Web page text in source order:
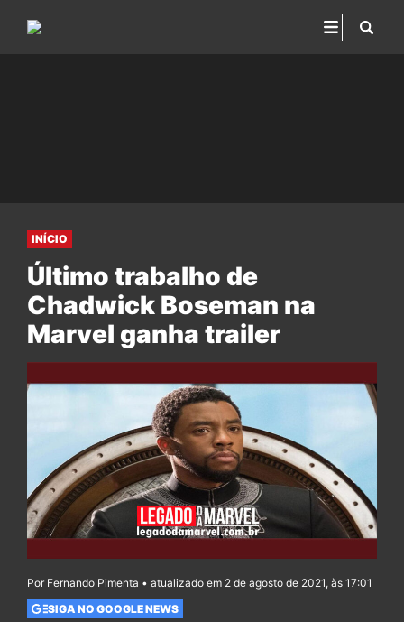
INÍCIO
Último trabalho de
Chadwick Boseman na
Marvel ganha trailer
Por Fernando Pimenta • atualizado em 2 de agosto de 2021, às 17:01
SIGA NO GOOGLE NEWS